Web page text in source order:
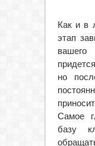
Как и в
этап
но
Самое
базу